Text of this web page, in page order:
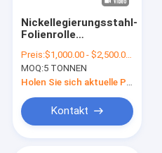
Nickellegierungsstahl-
Folienrolle
Blechspule
Schlitzkante
Preis:$1,000.00 - $2,500.00/Tons
MOQ:5 TONNEN
Kontakt